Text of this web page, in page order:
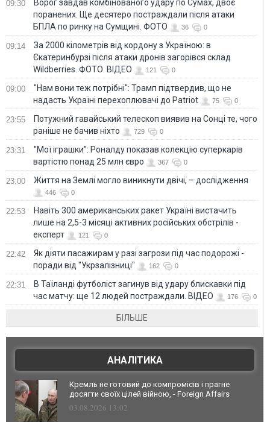
09:30
Ворог завдав комбінованого удару по Сумах, двоє
поранених. Ще десятеро постраждали після атаки
БПЛА по ринку на Сумщині. ФОТО
36 0
09:14
За 2000 кілометрів від кордону з Україною: в
Єкатеринбурзі після атаки дронів загорівся склад
Wildberries. ФОТО. ВІДЕО
121 0
09:00
"Нам вони теж потрібні": Трамп підтвердив, що не
надасть Україні перехоплювачі до Patriot
75 0
23:55
Потужний гавайський телескоп виявив на Сонці те, чого
раніше не бачив ніхто
729 0
23:31
"Мої іграшки": Роналду показав колекцію суперкарів
вартістю понад 25 млн євро
367 0
23:00 Життя на Землі могло виникнути двічі, – дослідження
446 0
22:53
Навіть 300 американських ракет Україні вистачить
лише на 2,5-3 місяці активних російських обстрілів -
експерт
121 0
22:42
Як діяти пасажирам у разі загрози під час подорожі -
поради від "Укрзалізниці"
162 0
22:31
В Таїланді футболіст загинув від удару блискавки під
час матчу: ще 12 людей постраждали. ВІДЕО
176 0
БІЛЬШЕ
АНАЛІТИКА
Кремль не готовий до компромісів і прагне
досягти своїх цілей війною, - Foreign Affairs
03.08.2026 13:02